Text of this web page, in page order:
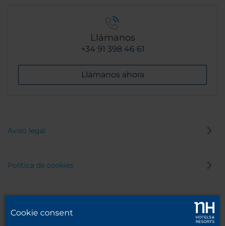
Llámanos
+34 91 398 46 61
Llámanos ahora
Aviso legal
Política de cookies
Cookie consent